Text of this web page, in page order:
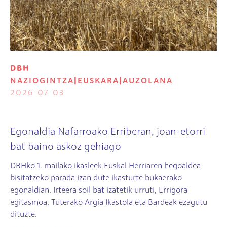
DBH
NAZIOGINTZA
EUSKARA AUZOLANA
2026-07-03
Egonaldia Nafarroako Erriberan, joan-etorri
bat baino askoz gehiago
DBHko 1. mailako ikasleek Euskal Herriaren hegoaldea
bisitatzeko parada izan dute ikasturte bukaerako
egonaldian. Irteera soil bat izatetik urruti, Errigora
egitasmoa, Tuterako Argia Ikastola eta Bardeak ezagutu
dituzte.